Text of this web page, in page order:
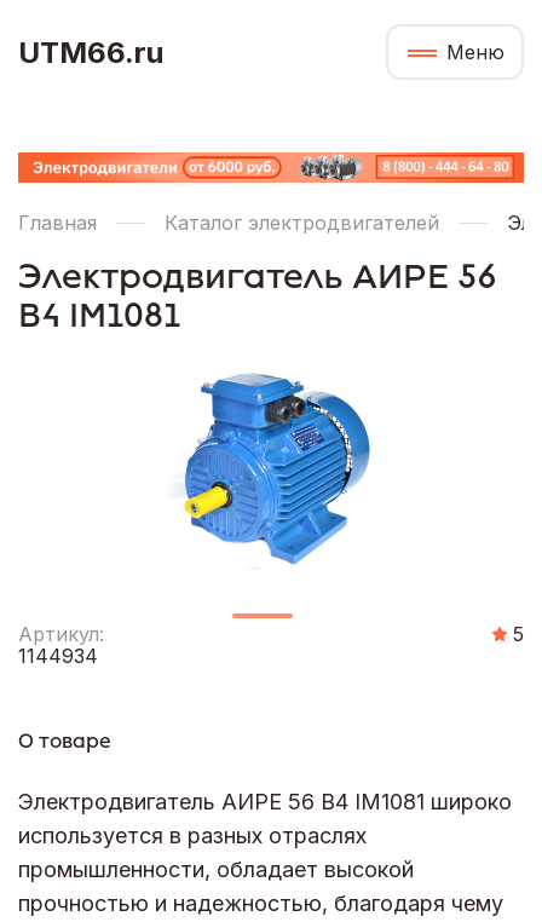
UTM66.ru Меню
Главная Каталог электродвигателей
Электродвигатель АИРЕ 56
В4 IM1081
Артикул:
1144934
5
О товаре
Электродвигатель АИРЕ 56 В4 IM1081 широко
используется в разных отраслях
промышленности, обладает высокой
прочностью и надежностью, благодаря чему